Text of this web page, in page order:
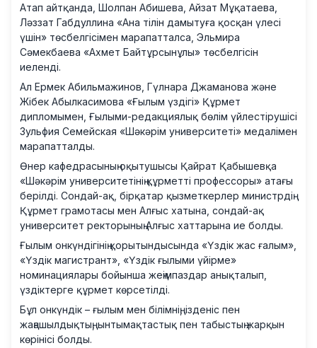
Атап айтқанда, Шолпан Абишева, Айзат Мұқатаева,
Ләззат Габдуллина «Ана тілін дамытуға қосқан үлесі
үшін» төсбелгісімен марапатталса, Эльмира
Сәмекбаева «Ахмет Байтұрсынұлы» төсбелгісін
иеленді.
Ал Ермек Абильмажинов, Гүлнара Джаманова және
Жібек Абылкасимова «Ғылым үздігі» Құрмет
дипломымен, Ғылыми-редакциялық бөлім үйлестірушісі
Зульфия Семейская «Шәкәрім университеті» медалімен
марапатталды.
Өнер кафедрасының оқытушысы Қайрат Қабышевқа
«Шәкәрім университетінің құрметті профессоры» атағы
берілді. Сондай-ақ, бірқатар қызметкерлер министрдің
Құрмет грамотасы мен Алғыс хатына, сондай-ақ
университет ректорының Алғыс хаттарына ие болды.
Ғылым онкүндігінің қорытындысында «Үздік жас ғалым»,
«Үздік магистрант», «Үздік ғылыми үйірме»
номинациялары бойынша жеңімпаздар анықталып,
үздіктерге құрмет көрсетілді.
Бұл онкүндік – ғылым мен білімнің, ізденіс пен
жаңашылдықтың, ынтымақтастық пен табыстың жарқын
көрінісі болды.